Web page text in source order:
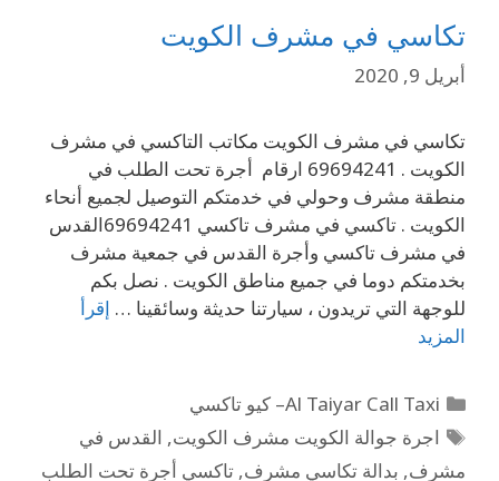
تكاسي في مشرف الكويت
أبريل 9, 2020
تكاسي في مشرف الكويت مكاتب التاكسي في مشرف
الكويت . 69694241 ارقام أجرة تحت الطلب في
منطقة مشرف وحولي في خدمتكم التوصيل لجميع أنحاء
الكويت . تاكسي في مشرف تاكسي 69694241القدس
في مشرف تاكسي وأجرة القدس في جمعية مشرف
بخدمتكم دوما في جميع مناطق الكويت . نصل بكم
للوجهة التي تريدون ، سيارتنا حديثة وسائقينا … إقرأ
المزيد
Al Taiyar Call Taxi– كيو تاكسي
اجرة جوالة الكويت مشرف الكويت, القدس في
مشرف, بدالة تكاسي مشرف, تاكسي أجرة تحت الطلب